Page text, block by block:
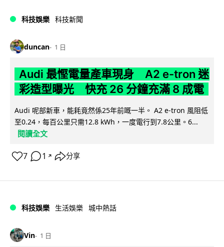
科技娛樂 科技新聞
duncan 1 日
Audi 最慳電量產車現身 A2 e-tron 迷
彩造型曝光 快充 26 分鐘充滿 8 成電
Audi 呢部新車，能耗竟然係25年前嘅一半。 A2 e-tron 風阻低
至0.24，每百公里只需12.8 kWh，一度電行到7.8公里。6...
閱讀全文
7 1 ↗ 分享
科技娛樂 生活娛樂 城中熱話
Vin 1 日